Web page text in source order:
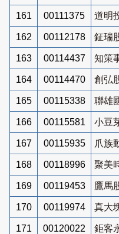
161 00111375 道明
162 00112178 鉦瑞
163 00114437 知策
164 00114470 創弘
165 00115338 聯雄
166 00115581 小豆
167 00115935 爪族
168 00118996 聚美
169 00119453 鷹馬
170 00119974 真大
171 00120022 鉅客